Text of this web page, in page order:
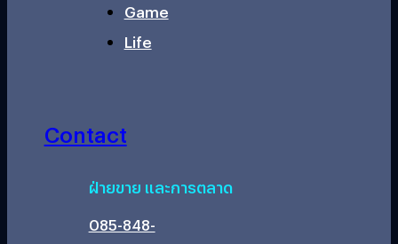
Game
Life
Contact
ฝ่ายขาย และการตลาด
085-848-